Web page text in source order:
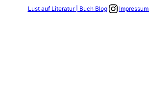
Lust auf Literatur | Buch BlogLink zum Instagram